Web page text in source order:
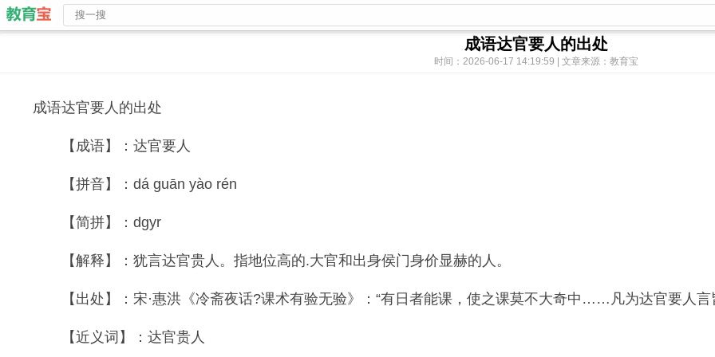
成语达官要人的出处
时间：2026-06-17 14:19:59 | 文章来源：教育宝
成语达官要人的出处
【成语】：达官要人
【拼音】：dá guān yào rén
【简拼】：dgyr
【解释】：犹言达官贵人。指地位高的.大官和出身侯门身价显赫的人。
【出处】：宋·惠洪《冷斋夜话?课术有验无验》：“有日者能课，使之课莫不大奇中……凡为达官要人言
【近义词】：达官贵人